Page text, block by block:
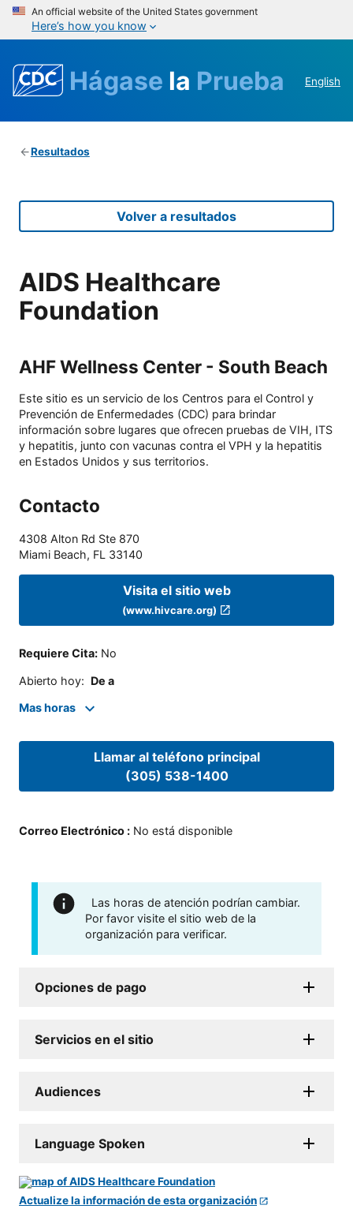
An official website of the United States government
Here’s how you know
Hágase la Prueba English
Resultados
Volver a resultados
AIDS Healthcare
Foundation
AHF Wellness Center - South Beach
Este sitio es un servicio de los Centros para el Control y
Prevención de Enfermedades (CDC) para brindar
información sobre lugares que ofrecen pruebas de VIH, ITS
y hepatitis, junto con vacunas contra el VPH y la hepatitis
en Estados Unidos y sus territorios.
Contacto
4308 Alton Rd Ste 870
Miami Beach, FL 33140
Visita el sitio web
(www.hivcare.org)
Requiere Cita: No
Abierto hoy: De a
Mas horas
Llamar al teléfono principal
(305) 538-1400
Correo Electrónico : No está disponible
Las horas de atención podrían cambiar.
Por favor visite el sitio web de la
organización para verificar.
Opciones de pago
Servicios en el sitio
Audiences
Language Spoken
Actualize la información de esta organización